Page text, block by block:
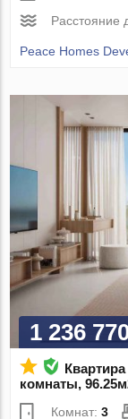
Расстояние
Peace Homes
1 236
комнаты,
Комнат:3